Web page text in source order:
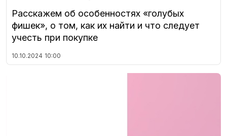
Расскажем об особенностях «голубых
фишек», о том, как их найти и что следует
учесть при покупке
10.10.2024 10:00